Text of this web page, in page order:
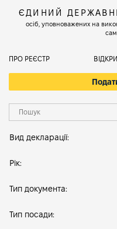
ЄДИНИЙ
осіб, уповноважених на
ПРО РЕЄСТР
Вид декларації:
Рік:
Тип документа:
Тип посади: